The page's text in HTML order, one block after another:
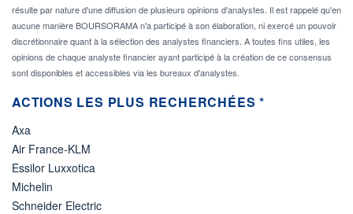
résulte par nature d'une diffusion de plusieurs opinions d'analystes. Il est rappelé qu'en
aucune manière BOURSORAMA n'a participé à son élaboration, ni exercé un pouvoir
discrétionnaire quant à la sélection des analystes financiers. A toutes fins utiles, les
opinions de chaque analyste financier ayant participé à la création de ce consensus
sont disponibles et accessibles via les bureaux d'analystes.
ACTIONS LES PLUS RECHERCHÉES *
Axa
Air France-KLM
Essilor Luxxotica
Michelin
Schneider Electric